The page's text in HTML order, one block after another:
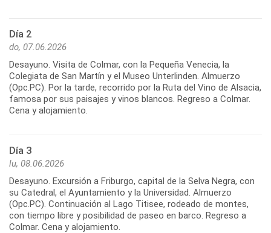
Día 2
do, 07.06.2026
Desayuno. Visita de Colmar, con la Pequeña Venecia, la
Colegiata de San Martín y el Museo Unterlinden. Almuerzo
(Opc.PC). Por la tarde, recorrido por la Ruta del Vino de Alsacia,
famosa por sus paisajes y vinos blancos. Regreso a Colmar.
Cena y alojamiento.
Día 3
lu, 08.06.2026
Desayuno. Excursión a Friburgo, capital de la Selva Negra, con
su Catedral, el Ayuntamiento y la Universidad. Almuerzo
(Opc.PC). Continuación al Lago Titisee, rodeado de montes,
con tiempo libre y posibilidad de paseo en barco. Regreso a
Colmar. Cena y alojamiento.